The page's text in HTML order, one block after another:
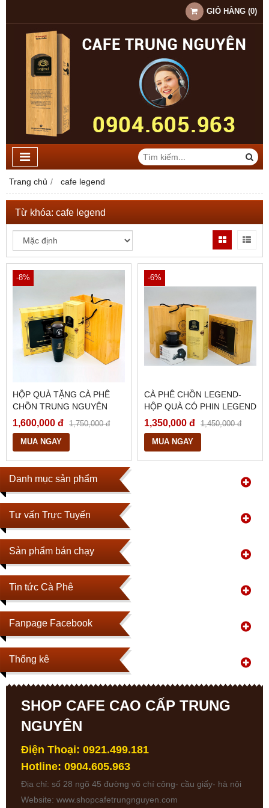
GIỎ HÀNG (0)
Trang chủ cafe legend
Danh mục sản phẩm
Tư vấn Trực Tuyến
Sản phẩm bán chạy
Tin tức Cà Phê
Fanpage Facebook
Thống kê
Từ khóa: cafe legend
-8%
HỘP QUÀ TẶNG CÀ PHÊ
CHỒN TRUNG NGUYÊN
LEGEND
1,600,000 đ 1,750,000 đ
MUA NGAY
-6%
CÀ PHÊ CHỒN LEGEND-
HỘP QUÀ CÓ PHIN LEGEND
1,350,000 đ 1,450,000 đ
MUA NGAY
SHOP CAFE CAO CẤP TRUNG
NGUYÊN
Điện Thoại: 0921.499.181
Hotline: 0904.605.963
Địa chỉ: số 28 ngõ 45 đường võ chí công- cầu giấy- hà nội
Website: www.shopcafetrungnguyen.com